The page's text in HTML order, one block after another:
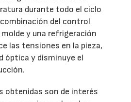
durante todo el ciclo
del control
y una refrigeración
las tensiones en la pieza,
óptica y disminuye el
obtenidas son de interés